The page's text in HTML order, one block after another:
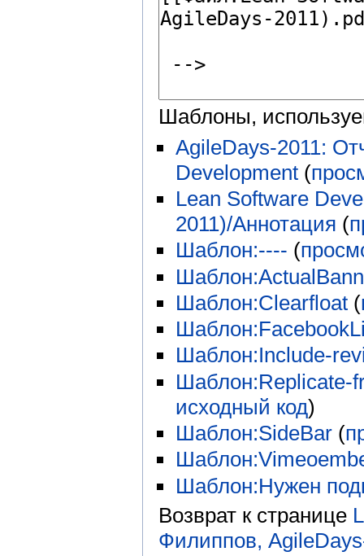
Шаблоны,
AgileDays-2011:
Development(
Lean Software
2011)/Аннотация (
Шаблон:---- (
Шаблон:Clearfloat(
Шаблон:Include-
Шаблон:Replicate-
исходный код)
Шаблон:SideBar(
Шаблон:Нужен
Возврат к странице
Филиппов,